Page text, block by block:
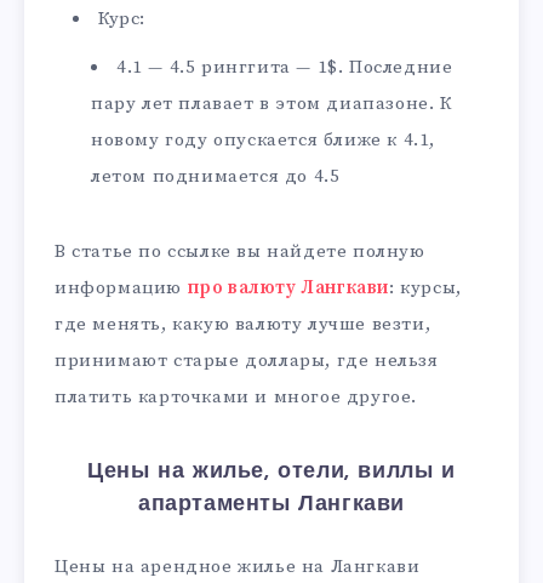
Курс:
4.1 — 4.5 ринггита — 1$. Последние
пару лет плавает в этом диапазоне. К
новому году опускается ближе к 4.1,
летом поднимается до 4.5
В статье по ссылке вы найдете полную
информацию про валюту Лангкави: курсы,
где менять, какую валюту лучше везти,
принимают старые доллары, где нельзя
платить карточками и многое другое.
Цены на жилье, отели, виллы и
апартаменты Лангкави
Цены на арендное жилье на Лангкави